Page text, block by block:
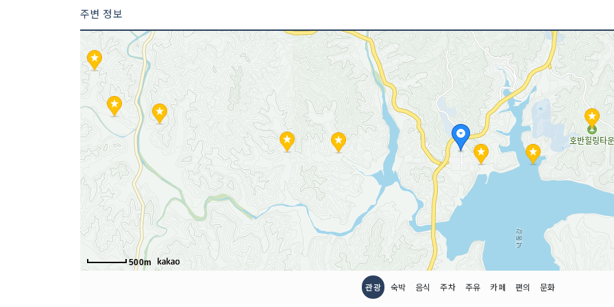
주변 정보
500m
관광 숙박 음식 주차 주유 카페 편의 문화